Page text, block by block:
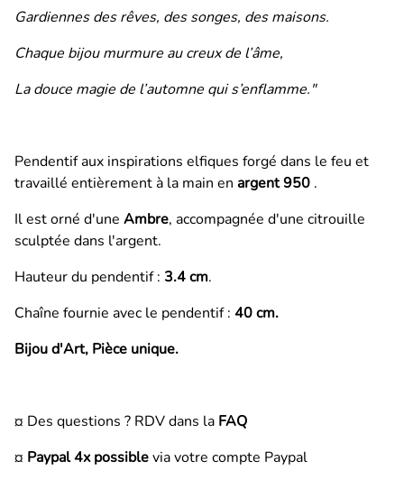
Gardiennes des rêves, des songes, des maisons.
Chaque bijou murmure au creux de l’âme,
La douce magie de l’automne qui s’enflamme."
Pendentif aux inspirations elfiques forgé dans le feu et
travaillé entièrement à la main en argent 950 .
Il est orné d'une Ambre, accompagnée d'une citrouille
sculptée dans l'argent.
Hauteur du pendentif : 3.4 cm.
Chaîne fournie avec le pendentif : 40 cm.
Bijou d'Art, Pièce unique.
¤ Des questions ? RDV dans la FAQ
¤ Paypal 4x possiblevia votre compte Paypal